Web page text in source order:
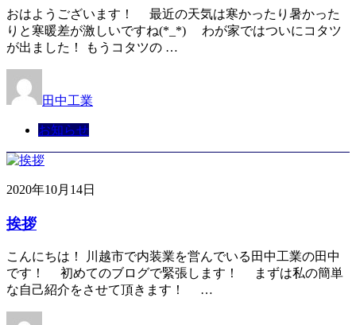
おはようございます！ 最近の天気は寒かったり暑かった
りと寒暖差が激しいですね(*_*) わが家ではついにコタツ
が出ました！ もうコタツの …
田中工業
お知らせ
2020年10月14日
挨拶
こんにちは！ 川越市で内装業を営んでいる田中工業の田中
です！ 初めてのブログで緊張します！ まずは私の簡単
な自己紹介をさせて頂きます！ …